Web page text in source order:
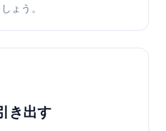
ょう。
き出す